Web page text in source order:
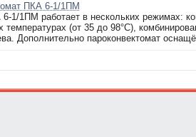
ПКА 6-1/1ПМ
1/1ПМ работает в нескольких режимах:
температурах (от 35 до 98°С),
Дополнительно пароконвектомат